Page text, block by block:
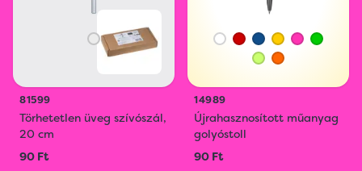
81599
Törhetetlen üveg szívószál,
20 cm
90 Ft
14989
Újrahasznosított műanyag
golyóstoll
90 Ft